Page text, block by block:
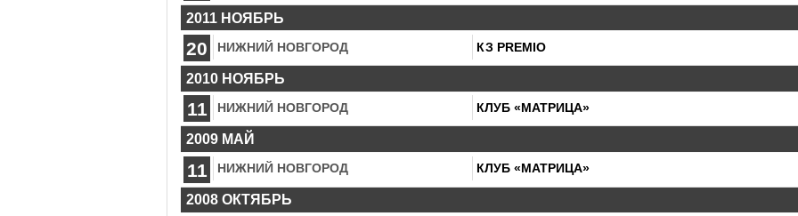
2011 НОЯБРЬ
20 НИЖНИЙ НОВГОРОД КЗ PREMIO
2010 НОЯБРЬ
11 НИЖНИЙ НОВГОРОД КЛУБ «МАТРИЦА»
2009 МАЙ
11 НИЖНИЙ НОВГОРОД КЛУБ «МАТРИЦА»
2008 ОКТЯБРЬ